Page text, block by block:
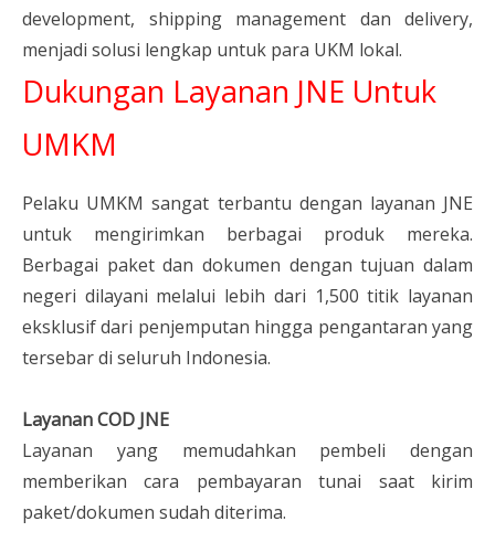
development, shipping management dan delivery,
menjadi solusi lengkap untuk para UKM lokal.
Dukungan Layanan JNE Untuk
UMKM
Pelaku UMKM sangat terbantu dengan layanan JNE
untuk mengirimkan berbagai produk mereka.
Berbagai paket dan dokumen dengan tujuan dalam
negeri dilayani melalui lebih dari 1,500 titik layanan
eksklusif dari penjemputan hingga pengantaran yang
tersebar di seluruh Indonesia.
Layanan COD JNE
Layanan yang memudahkan pembeli dengan
memberikan cara pembayaran tunai saat kirim
paket/dokumen sudah diterima.